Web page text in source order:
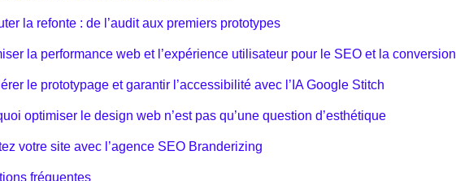
la refonte : de l’audit aux premiers prototypes
la performance web et l’expérience utilisateur pour le SEO et la conversion
le prototypage et garantir l’accessibilité avec l’IA Google Stitch
optimiser le design web n’est pas qu’une question d’esthétique
votre site avec l’agence SEO Branderizing
fréquentes